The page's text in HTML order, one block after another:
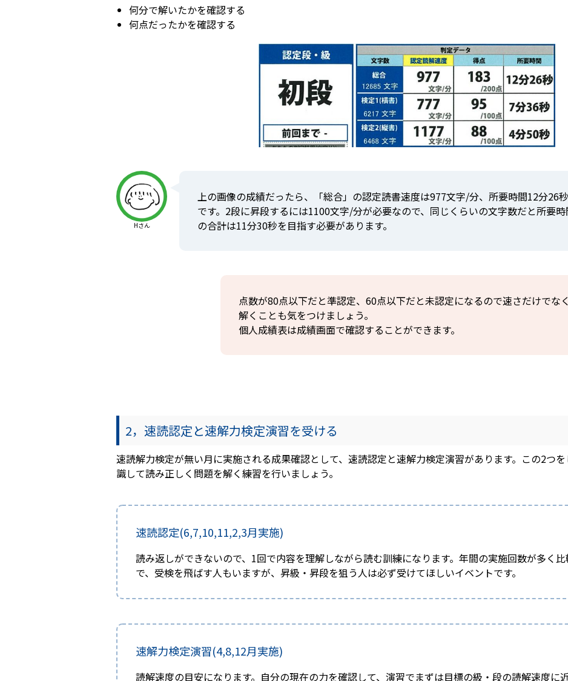
何分で解いたかを確認する
何点だったかを確認する
Hさん
上の画像の成績だったら、「総合」の認定読書速度は977文字/分、所要時間12分26秒
です。2段に昇段するには1100文字/分が必要なので、同じくらいの文字数だと所要時
の合計は11分30秒を目指す必要があります。
点数が80点以下だと準認定、60点以下だと未認定になるので速さだけでな
解くことも気をつけましょう。
個人成績表は成績画面で確認することができます。
2，速読認定と速解力検定演習を受ける
速読解力検定が無い月に実施される成果確認として、速読認定と速解力検定演習があります。この2つ
識して読み正しく問題を解く練習を行いましょう。
速読認定(6,7,10,11,2,3月実施)
読み返しができないので、1回で内容を理解しながら読む訓練になります。年間の実施回数が多く
で、受検を飛ばす人もいますが、昇級・昇段を狙う人は必ず受けてほしいイベントです。
速解力検定演習(4,8,12月実施)
読解速度の目安になります。自分の現在の力を確認して、演習でまずは目標の級・段の読解速度に